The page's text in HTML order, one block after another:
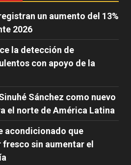
un aumento del 13%
2026
la detección de
con apoyo de la
Sánchez como nuevo
el norte de América Latina
acondicionado que
sin aumentar el